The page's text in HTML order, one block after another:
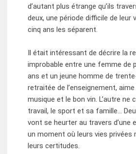
d’autant plus étrange qu’ils
deux, une période difficile de leur
cinq ans les séparent.
Il était intéressant de décrire la
improbable entre une femme de
ans et un jeune homme de
retraitée de l’enseignement,
musique et le bon vin. L’autre ne
travail, le sport et sa famille…
vont se heurter au travers d’une
un moment où leurs vies privées
leurs certitudes.